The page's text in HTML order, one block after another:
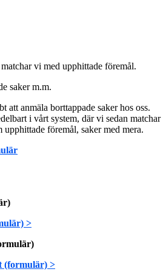
vi med upphittade föremål.
saker m.m.
att anmäla borttappade saker hos oss.
i vårt system, där vi sedan matchar
upphittade föremål, saker med mera.
>
(formulär) >